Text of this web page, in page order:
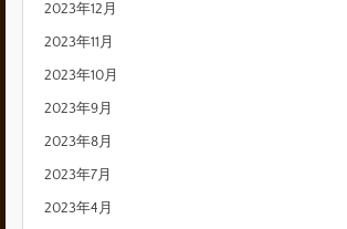
2023年12月
2023年11月
2023年10月
2023年9月
2023年8月
2023年7月
2023年4月